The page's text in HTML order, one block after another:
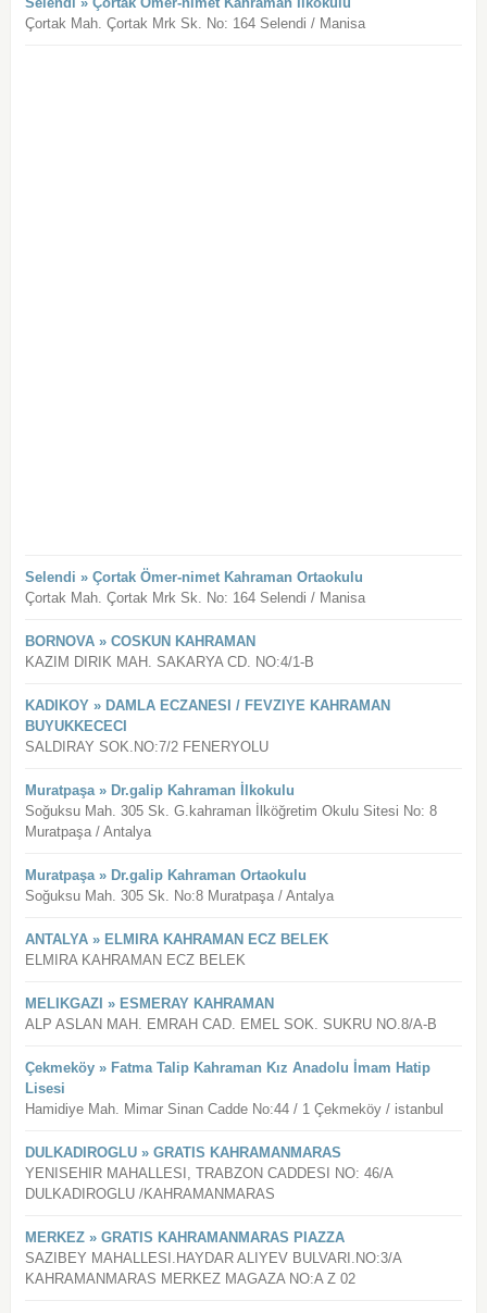
Çortak Mah. Çortak Mrk Sk. No: 164 Selendi / Manisa
Selendi » Çortak Ömer-nimet Kahraman Ortaokulu
Çortak Mah. Çortak Mrk Sk. No: 164 Selendi / Manisa
BORNOVA » COSKUN KAHRAMAN
KAZIM DIRIK MAH. SAKARYA CD. NO:4/1-B
KADIKOY » DAMLA ECZANESI / FEVZIYE KAHRAMAN
BUYUKKECECI
SALDIRAY SOK.NO:7/2 FENERYOLU
Muratpaşa » Dr.galip Kahraman İlkokulu
Soğuksu Mah. 305 Sk. G.kahraman İlköğretim Okulu Sitesi No: 8
Muratpaşa / Antalya
Muratpaşa » Dr.galip Kahraman Ortaokulu
Soğuksu Mah. 305 Sk. No:8 Muratpaşa / Antalya
ANTALYA » ELMIRA KAHRAMAN ECZ BELEK
ELMIRA KAHRAMAN ECZ BELEK
MELIKGAZI » ESMERAY KAHRAMAN
ALP ASLAN MAH. EMRAH CAD. EMEL SOK. SUKRU NO.8/A-B
Çekmeköy » Fatma Talip Kahraman Kız Anadolu İmam Hatip
Lisesi
Hamidiye Mah. Mimar Sinan Cadde No:44 / 1 Çekmeköy / istanbul
DULKADIROGLU » GRATIS KAHRAMANMARAS
YENISEHIR MAHALLESI, TRABZON CADDESI NO: 46/A
DULKADIROGLU /KAHRAMANMARAS
MERKEZ » GRATIS KAHRAMANMARAS PIAZZA
SAZIBEY MAHALLESI.HAYDAR ALIYEV BULVARI.NO:3/A
KAHRAMANMARAS MERKEZ MAGAZA NO:A Z 02